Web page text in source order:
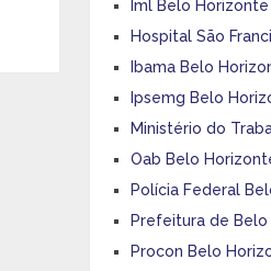
Iml Belo Horizonte
Hospital São
Ibama Belo
Ipsemg Belo
Ministério do
Oab Belo
Polícia Federal
Prefeitura de
Procon Belo